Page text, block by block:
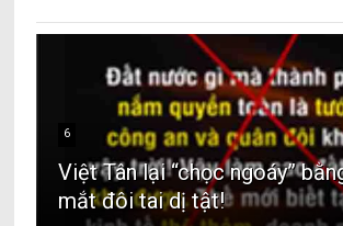
6
Việt Tân lại “chọc ngoáy”
mắt đôi tai dị tật!